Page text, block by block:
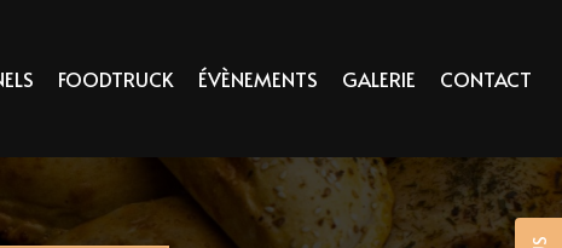
FOODTRUCK ÉVÈNEMENTS GALERIE CONTACT